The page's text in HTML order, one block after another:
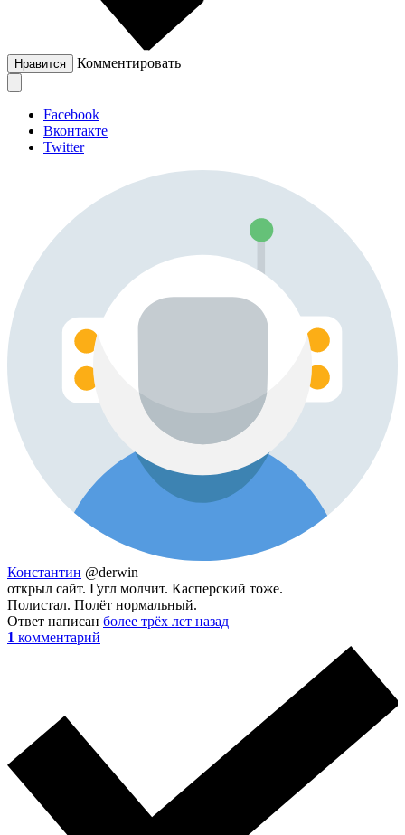
Нравится Комментировать
Facebook
Вконтакте
Twitter
Константин @derwin
открыл сайт. Гугл молчит. Касперский тоже.
Полистал. Полёт нормальный.
Ответ написан более трёх лет назад
1 комментарий